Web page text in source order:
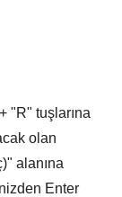
"R" tuşlarına
olan
" alanına
Enter